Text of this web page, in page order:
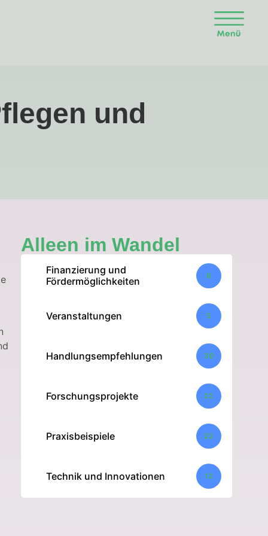
und
Alleen im Wandel
Finanzierung und
Fördermöglichkeiten
6
Veranstaltungen 5
Handlungsempfehlungen 30
Forschungsprojekte 22
Praxisbeispiele 22
Technik und Innovationen 12